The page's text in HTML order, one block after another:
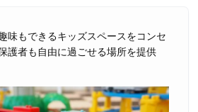
味もできるキッズスペースをコンセ
護者も自由に過ごせる場所を提供